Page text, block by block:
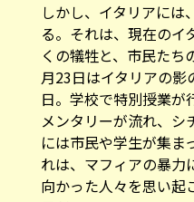
しかし、イタリアには
る。それは、現在のイ
くの犠牲と、市民たち
月23日はイタリアの
日。学校で特別授業が
メンタリーが流れ、シ
には市民や学生が集ま
れは、マフィアの暴力
向かった人々を思い起